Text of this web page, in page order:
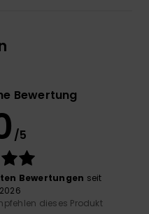
Bewertung
/5
Bewertungen seit
dieses Produkt